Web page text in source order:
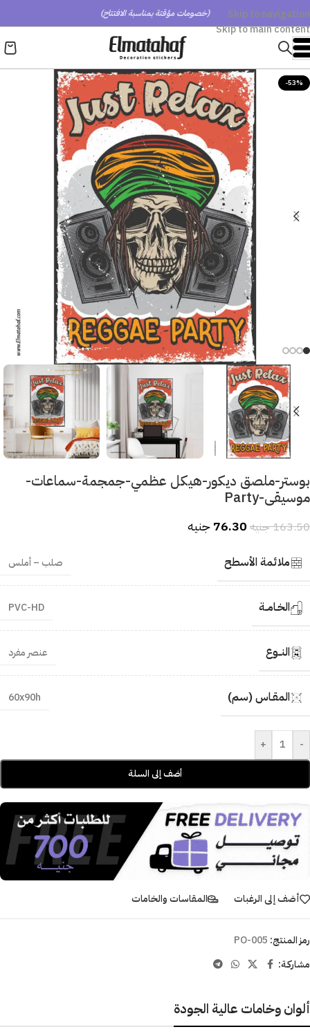
Skip to navigation
Skip to main content
(خصومات مؤقتة بمناسبة الافتتاح)
-53%
بوستر-ملصق ديكور-هيكل عظمي-جمجمة-سماعات-
موسيقى-Party
163.50جنيه 76.30جنيه
ملائمة الأسطح صلب – أملس
الخـامــة PVC-HD
النــوع عنصر مفرد
المقـاس (سم) 60x90h
-
+
أضف إلى السلة
أضف إلى الرغبات المقاسات والخامات
رمز المنتج: PO-005
مشاركـة:
ألوان وخامات عالية الجودة